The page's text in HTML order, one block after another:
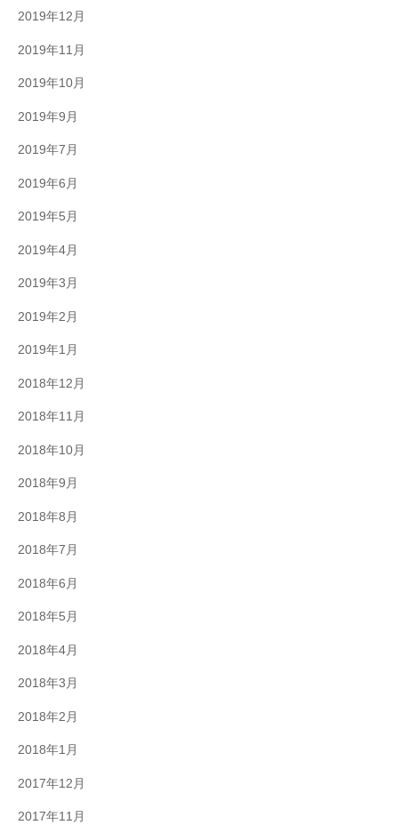
2019年12月
2019年11月
2019年10月
2019年9月
2019年7月
2019年6月
2019年5月
2019年4月
2019年3月
2019年2月
2019年1月
2018年12月
2018年11月
2018年10月
2018年9月
2018年8月
2018年7月
2018年6月
2018年5月
2018年4月
2018年3月
2018年2月
2018年1月
2017年12月
2017年11月